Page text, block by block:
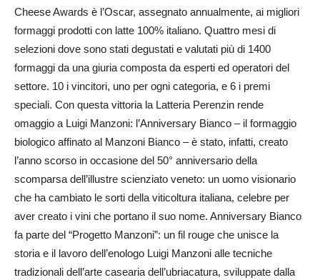
Cheese Awards è l’Oscar, assegnato annualmente, ai migliori
formaggi prodotti con latte 100% italiano. Quattro mesi di
selezioni dove sono stati degustati e valutati più di 1400
formaggi da una giuria composta da esperti ed operatori del
settore. 10 i vincitori, uno per ogni categoria, e 6 i premi
speciali. Con questa vittoria la Latteria Perenzin rende
omaggio a Luigi Manzoni: l’Anniversary Bianco – il formaggio
biologico affinato al Manzoni Bianco – è stato, infatti, creato
l’anno scorso in occasione del 50° anniversario della
scomparsa dell’illustre scienziato veneto: un uomo visionario
che ha cambiato le sorti della viticoltura italiana, celebre per
aver creato i vini che portano il suo nome. Anniversary Bianco
fa parte del “Progetto Manzoni”: un fil rouge che unisce la
storia e il lavoro dell’enologo Luigi Manzoni alle tecniche
tradizionali dell’arte casearia dell’ubriacatura, sviluppate dalla